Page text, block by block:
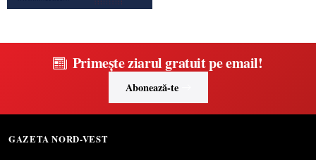
Primește ziarul gratuit pe email!
Abonează-te
GAZETA NORD-VEST